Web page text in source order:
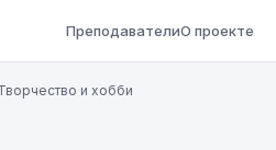
ПреподавателиО проекте
и хобби